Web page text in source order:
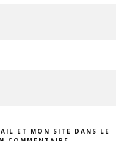
ET MON SITE DANS LE